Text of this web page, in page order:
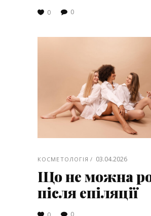
0 0
КОСМЕТОЛОГІЯ 03.04.2026
Що не можна
після епіляції
0